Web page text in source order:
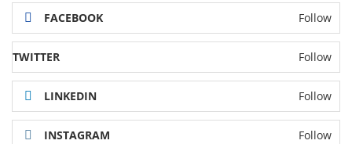
FACEBOOK Follow
TWITTER Follow
LINKEDIN Follow
INSTAGRAM Follow